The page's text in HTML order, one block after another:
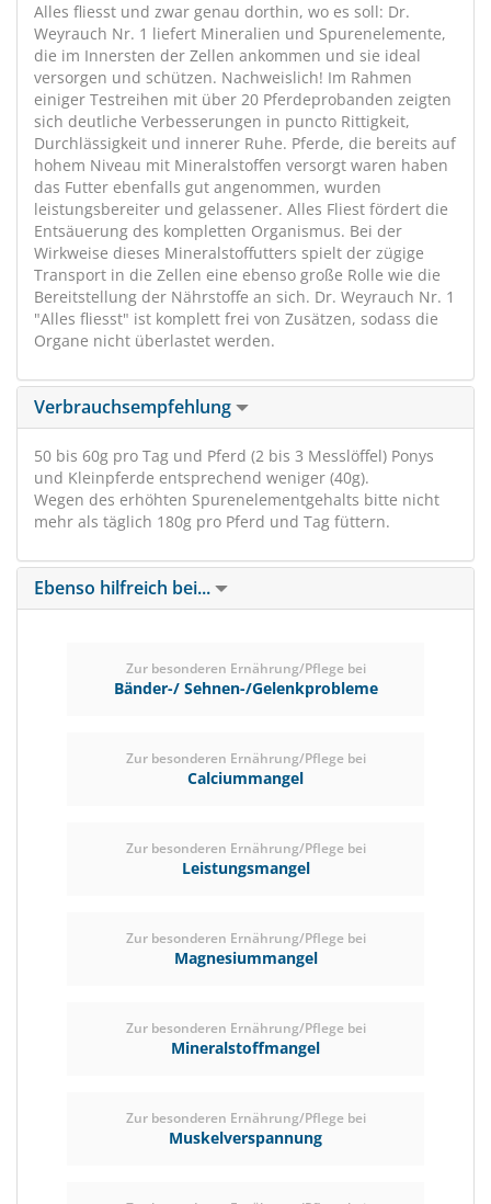
Alles fliesst und zwar genau dorthin, wo es soll: Dr.
Weyrauch Nr. 1 liefert Mineralien und Spurenelemente,
die im Innersten der Zellen ankommen und sie ideal
versorgen und schützen. Nachweislich! Im Rahmen
einiger Testreihen mit über 20 Pferdeprobanden zeigten
sich deutliche Verbesserungen in puncto Rittigkeit,
Durchlässigkeit und innerer Ruhe. Pferde, die bereits auf
hohem Niveau mit Mineralstoffen versorgt waren haben
das Futter ebenfalls gut angenommen, wurden
leistungsbereiter und gelassener. Alles Fliest fördert die
Entsäuerung des kompletten Organismus. Bei der
Wirkweise dieses Mineralstoffutters spielt der zügige
Transport in die Zellen eine ebenso große Rolle wie die
Bereitstellung der Nährstoffe an sich. Dr. Weyrauch Nr. 1
"Alles fliesst" ist komplett frei von Zusätzen, sodass die
Organe nicht überlastet werden.
Verbrauchsempfehlung
50 bis 60g pro Tag und Pferd (2 bis 3 Messlöffel) Ponys
und Kleinpferde entsprechend weniger (40g).
Wegen des erhöhten Spurenelementgehalts bitte nicht
mehr als täglich 180g pro Pferd und Tag füttern.
Ebenso hilfreich bei...
Zur besonderen Ernährung/Pflege bei
Bänder-/ Sehnen-/Gelenkprobleme
Zur besonderen Ernährung/Pflege bei
Calciummangel
Zur besonderen Ernährung/Pflege bei
Leistungsmangel
Zur besonderen Ernährung/Pflege bei
Magnesiummangel
Zur besonderen Ernährung/Pflege bei
Mineralstoffmangel
Zur besonderen Ernährung/Pflege bei
Muskelverspannung